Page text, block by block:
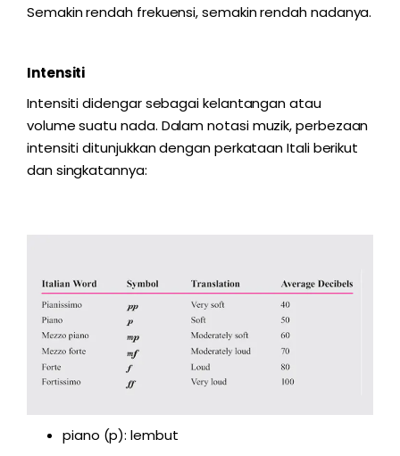
Semakin rendah frekuensi, semakin rendah nadanya.
Intensiti
Intensiti didengar sebagai kelantangan atau
volume suatu nada. Dalam notasi muzik, perbezaan
intensiti ditunjukkan dengan perkataan Itali berikut
dan singkatannya:
piano (p): lembut